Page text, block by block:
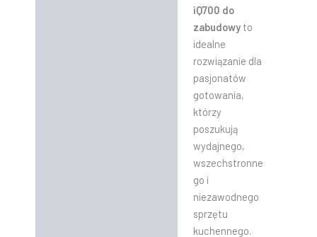
iQ700 do
zabudowyto
idealne
rozwiązanie dla
pasjonatów
gotowania,
którzy
poszukują
wydajnego,
wszechstronne
go i
niezawodnego
sprzętu
kuchennego.